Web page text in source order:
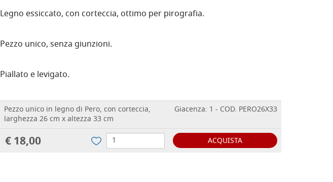
Legno essiccato, con corteccia, ottimo per pirografia.
Pezzo unico, senza giunzioni.
Piallato e levigato.
Pezzo unico in legno di Pero, con corteccia,
larghezza 26 cm x altezza 33 cm
Giacenza: 1 - COD. PERO26X33
€ 18,00 ACQUISTA